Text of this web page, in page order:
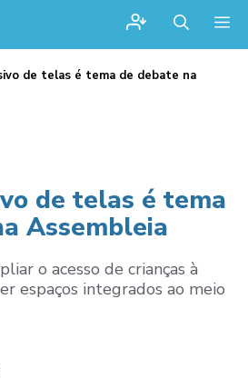
de telas é tema de debate na
de telas é tema
Assembleia
o acesso de crianças à
espaços integrados ao meio